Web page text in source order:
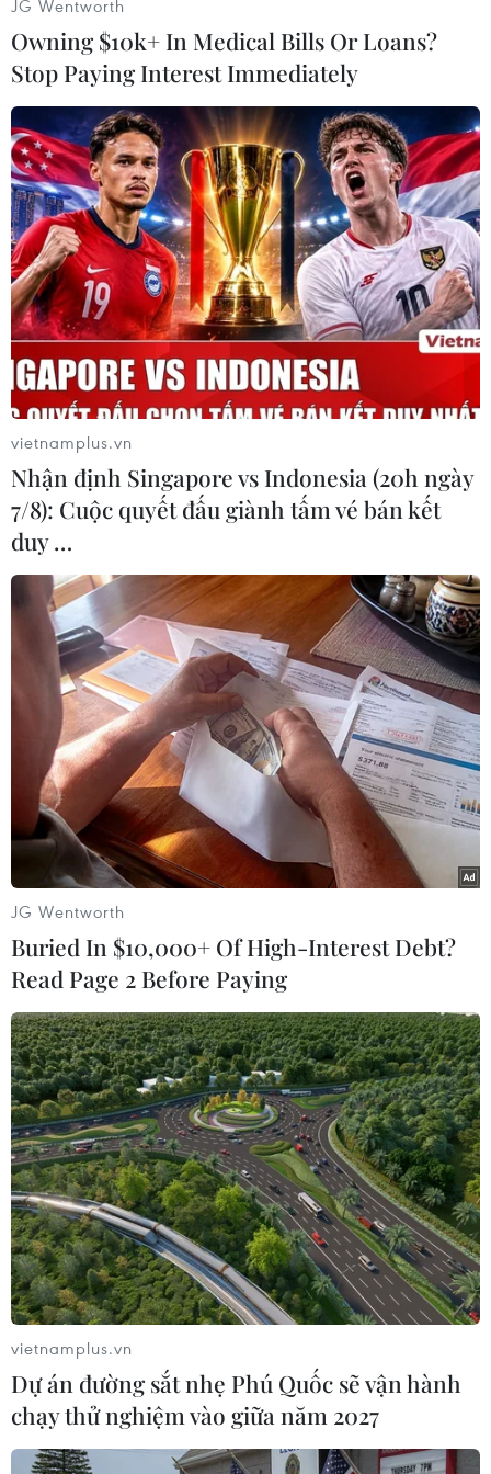
trợ 2 tỷ USD để tái thiết kinh tế-xã hội cho
Afghanistan và hai bên cũng đang thúc đẩy hợp
tác mạnh mẽ trong lĩnh vực an ninh-quốc
phòng./.
(Vietnam+)
#Trực thăng chiến đấu
#Quốc phòng
#An ninh
Afghanistan
Ấn Độ
Theo dõi VietnamPlus
TIN LIÊN QUAN
Lãnh đạo Ấn Độ-Afghanistan thảo luận về
an ninh và hợp tác song phương
Trong khuôn khổ chuyến thăm, Thủ tướng Ấn Độ đã gặp
Tổng thống nước chủ nhà Ashraf Ghani để thảo luận về
một loạt vấn đề, trong đó có an ninh và hợp tác song
JG Wentworth
Owning $10k+ In Medical Bills Or Loans?
Stop Paying Interest Immediately
vietnamplus.vn
Nhận định Singapore vs Indonesia (20h ngày
7/8): Cuộc quyết đấu giành tấm vé bán kết
duy …
JG Wentworth
Buried In $10,000+ Of High-Interest Debt?
Read Page 2 Before Paying
vietnamplus.vn
Dự án đường sắt nhẹ Phú Quốc sẽ vận hành
chạy thử nghiệm vào giữa năm 2027